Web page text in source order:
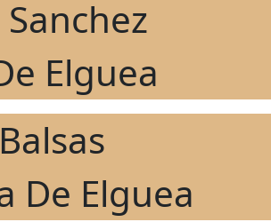
Elguea
De Elguea